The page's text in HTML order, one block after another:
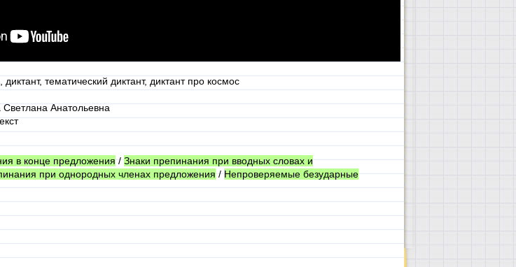
тематический диктант, диктант про космос
Анатольевна
в конце предложения/Знаки препинания при вводных словах и
при однородных членах предложения/Непроверяемые безударные